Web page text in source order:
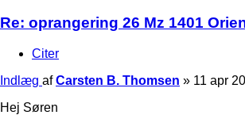
Re: oprangering 26 Mz 1401
Citer
Indlæg afCarsten B. Thomsen » 11 apr
Hej Søren